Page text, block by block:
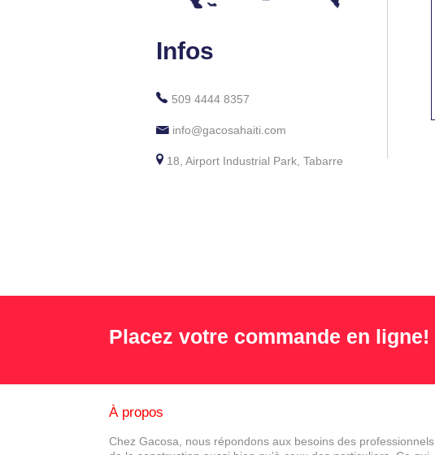
Infos
509 4444 8357
info@gacosahaiti.com
18, Airport Industrial Park, Tabarre
Placez votre commande en ligne!
À propos
Chez Gacosa, nous répondons aux besoins des professionnels